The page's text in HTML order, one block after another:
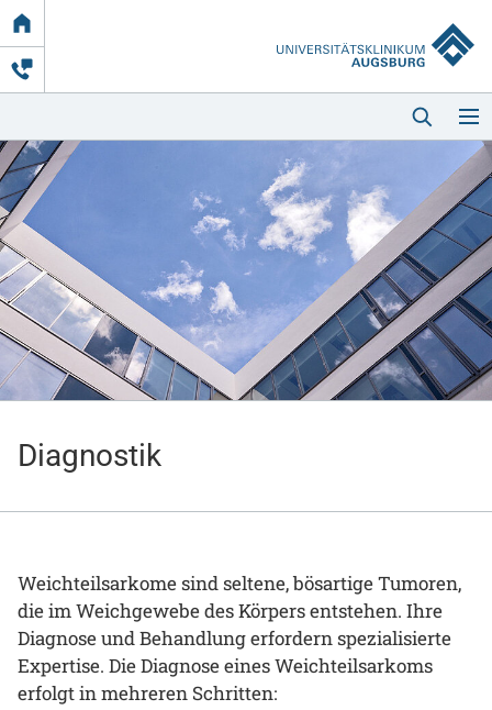
Link
zur
Startseite
Startseite
Kliniken & Einrichtungen
Zuweisende
Beruf & Karriere
Diagnostik
Weichteilsarkome sind seltene, bösartige Tumoren,
die im Weichgewebe des Körpers entstehen. Ihre
Diagnose und Behandlung erfordern spezialisierte
Expertise. Die Diagnose eines Weichteilsarkoms
erfolgt in mehreren Schritten: